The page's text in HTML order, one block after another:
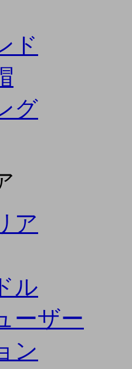
ド
グ
ア
ル
ーザー
ン